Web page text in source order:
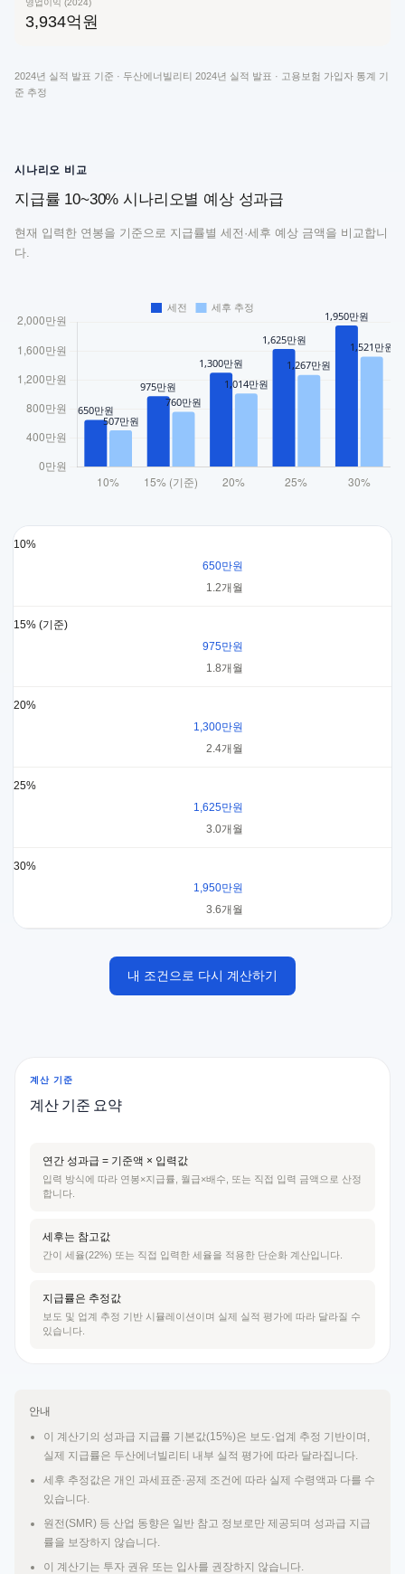
3,934억원
2024년 실적 발표 기준 · 두산에너빌리티 2024년 실적 발표 · 고용보험 가입자 통계 기
준 추정
시나리오 비교
지급률 10~30% 시나리오별 예상 성과급
현재 입력한 연봉을 기준으로 지급률별 세전·세후 예상 금액을 비교합니
다.
10%
650만원
1.2개월
15% (기준)
975만원
1.8개월
20%
1,300만원
2.4개월
25%
1,625만원
3.0개월
30%
1,950만원
3.6개월
내 조건으로 다시 계산하기
계산 기준
계산 기준 요약
연간 성과급 = 기준액 × 입력값
입력 방식에 따라 연봉×지급률, 월급×배수, 또는 직접 입력 금액으로 산정
합니다.
세후는 참고값
간이 세율(22%) 또는 직접 입력한 세율을 적용한 단순화 계산입니다.
지급률은 추정값
보도 및 업계 추정 기반 시뮬레이션이며 실제 실적 평가에 따라 달라질 수
있습니다.
안내
이 계산기의 성과급 지급률 기본값(15%)은 보도·업계 추정 기반이며,
실제 지급률은 두산에너빌리티 내부 실적 평가에 따라 달라집니다.
세후 추정값은 개인 과세표준·공제 조건에 따라 실제 수령액과 다를 수
있습니다.
원전(SMR) 등 산업 동향은 일반 참고 정보로만 제공되며 성과급 지급
률을 보장하지 않습니다.
이 계산기는 투자 권유 또는 입사를 권장하지 않습니다.